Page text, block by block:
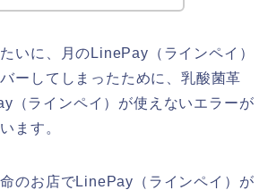
いに、月のLinePay（ラインペイ）
ーしてしまったために、乳酸菌革
（ラインペイ）が使えないエラーが
ます。
のお店でLinePay（ラインペイ）が